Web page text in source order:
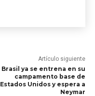
Artículo siguiente
Brasil ya se entrena en su
campamento base de
Estados Unidos y espera a
Neymar